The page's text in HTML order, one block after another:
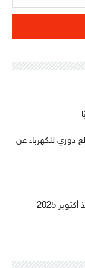
دوري للكهرباء عن
مسؤولة بالستاغ: التحضيرات للصيف انطلقت منذ أكتوبر 2025